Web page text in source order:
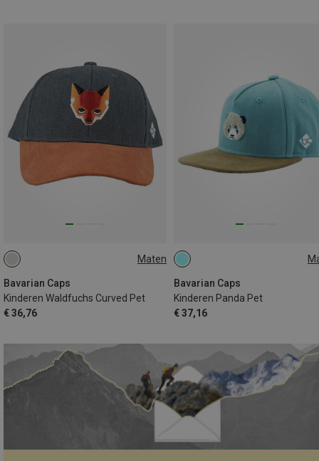
Maten
Bavarian Caps
Kinderen Waldfuchs Curved Pet
€ 36,76
ONE SIZE
Bavarian Caps
Kinderen Panda Pet
€ 37,16
ONE SIZE